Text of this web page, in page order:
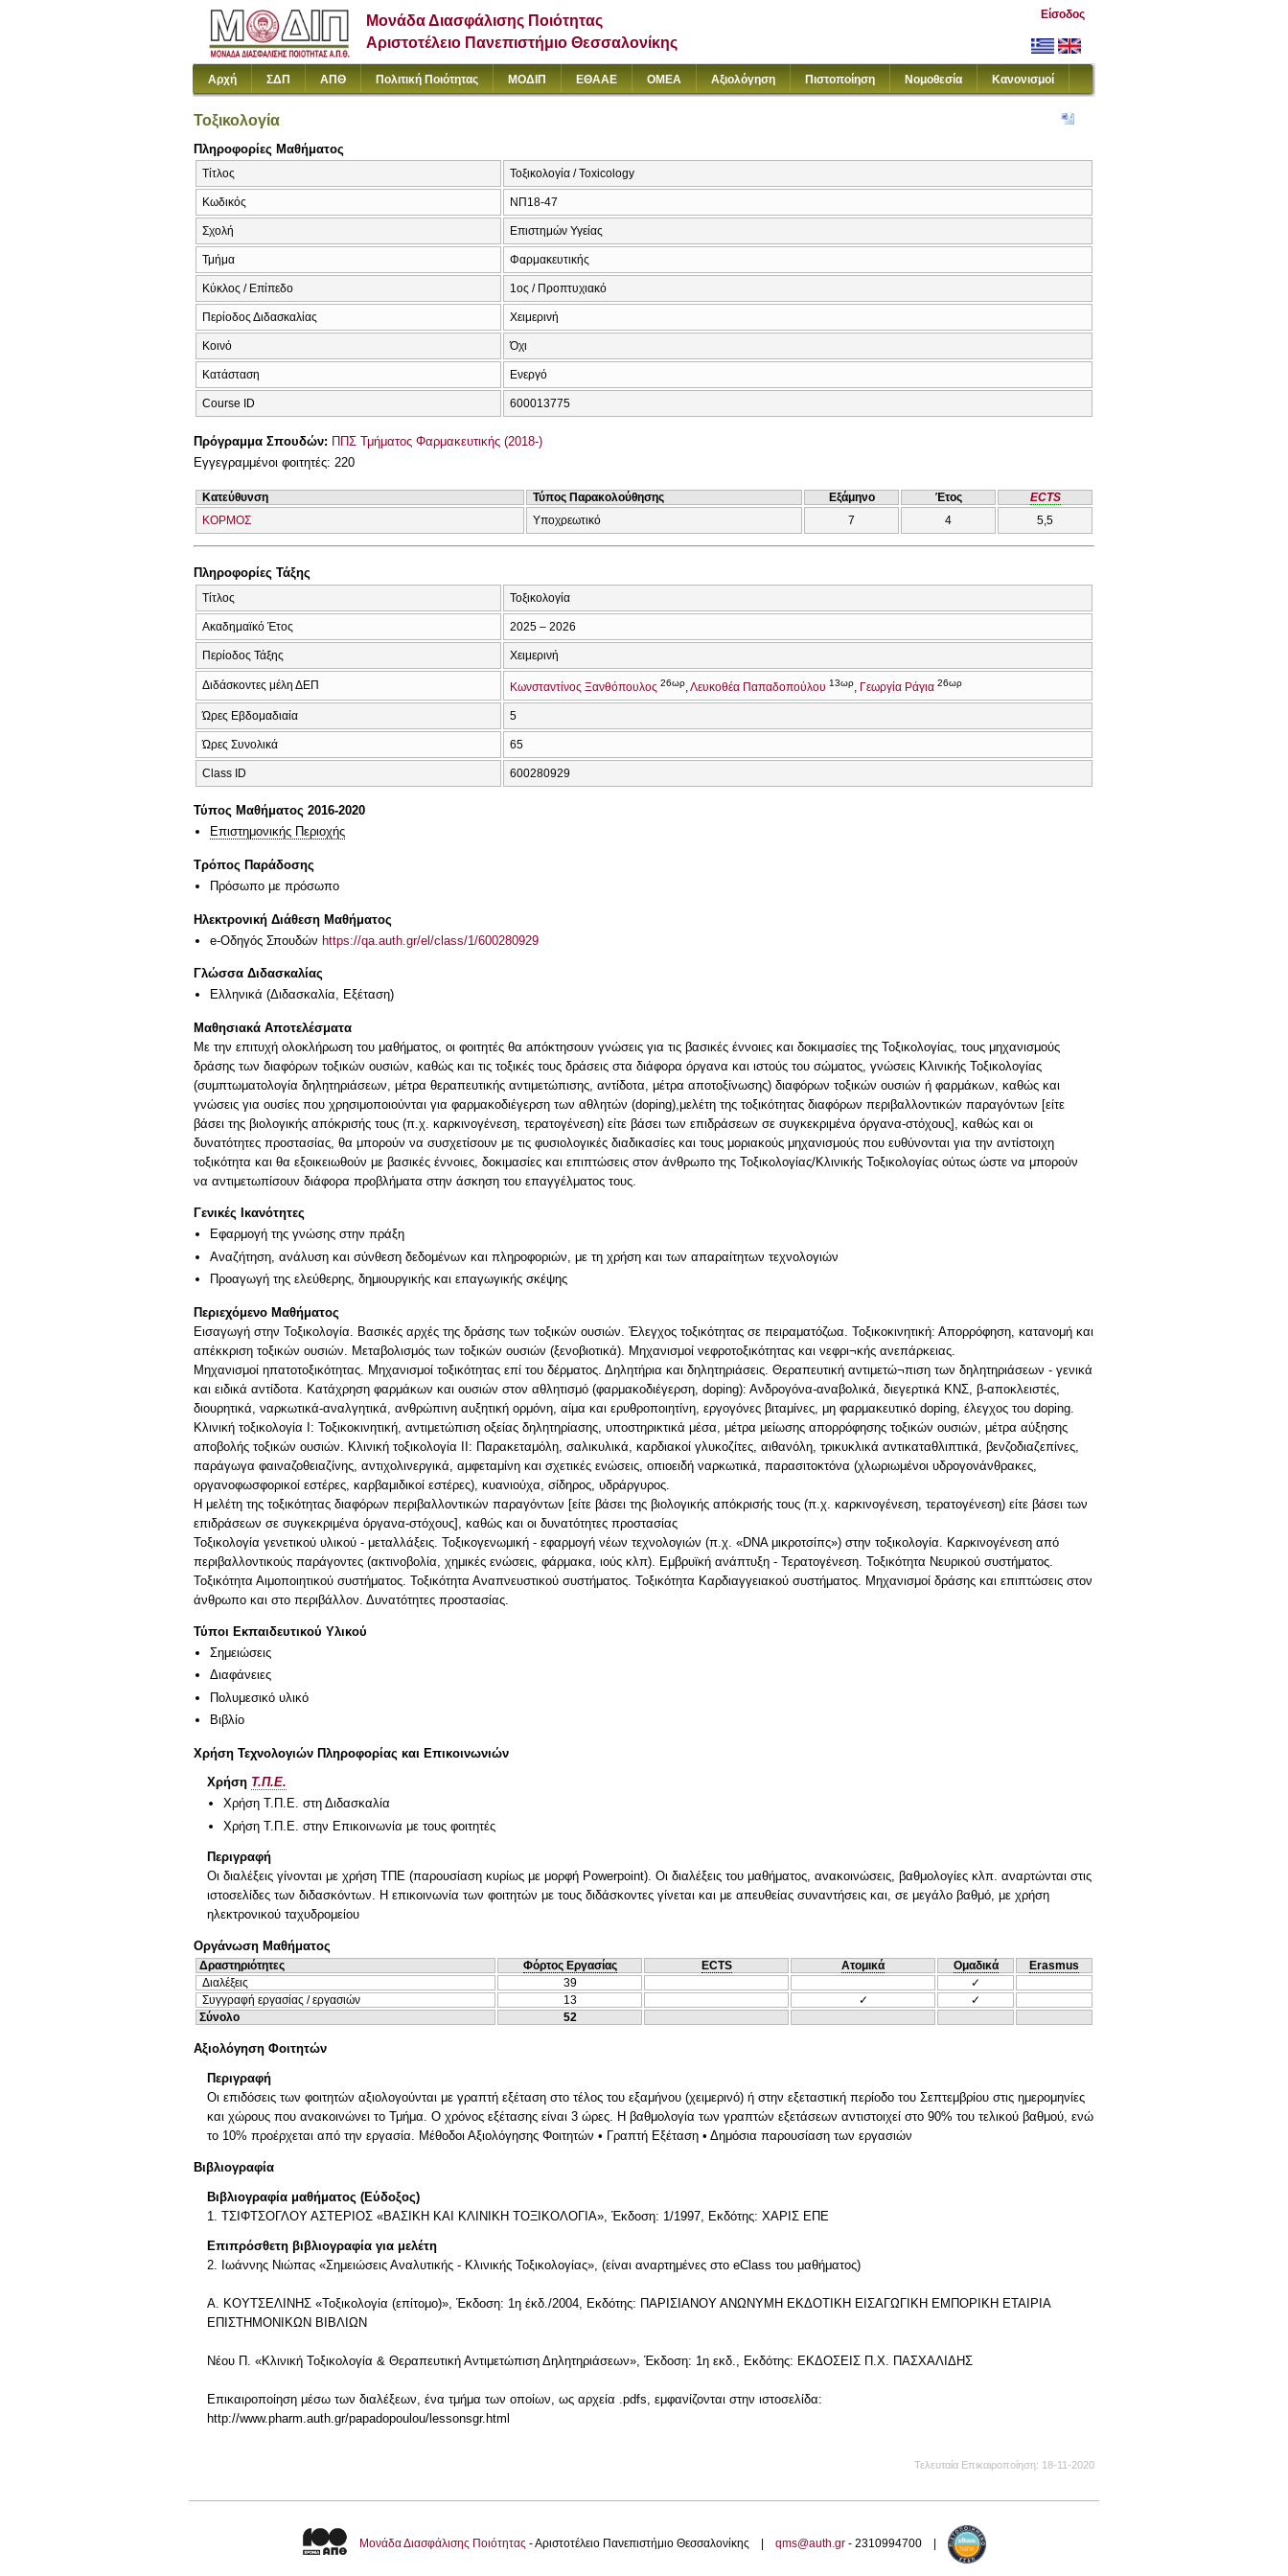
Μονάδα Διασφάλισης Ποιότητας
Αριστοτέλειο Πανεπιστήμιο Θεσσαλονίκης
Είσοδος
Αρχή ΣΔΠ ΑΠΘ Πολιτική Ποιότητας ΜΟΔΙΠ ΕΘΑΑΕ ΟΜΕΑ Αξιολόγηση Πιστοποίηση Νομοθεσία Κανονισμοί
Τοξικολογία
Πληροφορίες Μαθήματος
Τίτλος Τοξικολογία / Toxicology
Κωδικός ΝΠ18-47
Σχολή Επιστημών Υγείας
Τμήμα Φαρμακευτικής
Κύκλος / Επίπεδο 1ος / Προπτυχιακό
Περίοδος Διδασκαλίας Χειμερινή
Κοινό Όχι
Κατάσταση Ενεργό
Course ID 600013775
Πρόγραμμα Σπουδών: ΠΠΣ Τμήματος Φαρμακευτικής (2018-)
Εγγεγραμμένοι φοιτητές: 220
Κατεύθυνση Τύπος Παρακολούθησης Εξάμηνο Έτος
ECTS
ΚΟΡΜΟΣ
Υποχρεωτικό 7 4 5,5
Πληροφορίες Τάξης
Τίτλος Τοξικολογία
Ακαδημαϊκό Έτος 2025 – 2026
Περίοδος Τάξης Χειμερινή
Διδάσκοντες μέλη ΔΕΠ Κωνσταντίνος Ξανθόπουλος 26ωρ Λευκοθέα Παπαδοπούλου 13ωρ Γεωργία Ράγια 26ωρ
Ώρες Εβδομαδιαία 5
Ώρες Συνολικά 65
Class ID 600280929
Τύπος Μαθήματος 2016-2020
Επιστημονικής Περιοχής
Τρόπος Παράδοσης
Πρόσωπο με πρόσωπο
Ηλεκτρονική Διάθεση Μαθήματος
e-Οδηγός Σπουδών https://qa.auth.gr/el/class/1/600280929
Γλώσσα Διδασκαλίας
Ελληνικά (Διδασκαλία, Εξέταση)
Μαθησιακά Αποτελέσματα
Με την επιτυχή ολοκλήρωση του μαθήματος, οι φοιτητές θα aπόκτησoυν γνώσεις για τις βασικές έννοιες και δοκιμασίες της Τοξικολογίας, τους μηχανισμούς
δράσης των διαφόρων τοξικών ουσιών, καθώς και τις τοξικές τους δράσεις στα διάφορα όργανα και ιστούς του σώματος, γνώσεις Κλινικής Τοξικολογίας
(συμπτωματολογία δηλητηριάσεων, μέτρα θεραπευτικής αντιμετώπισης, αντίδοτα, μέτρα αποτοξίνωσης) διαφόρων τοξικών ουσιών ή φαρμάκων, καθώς και
γνώσεις για ουσίες που χρησιμοποιούνται για φαρμακοδιέγερση των αθλητών (doping),μελέτη της τοξικότητας διαφόρων περιβαλλοντικών παραγόντων [είτε
βάσει της βιολογικής απόκρισής τους (π.χ. καρκινογένεση, τερατογένεση) είτε βάσει των επιδράσεων σε συγκεκριμένα όργανα-στόχους], καθώς και οι
δυνατότητες προστασίας, θα μπορούν να συσχετίσουν με τις φυσιολογικές διαδικασίες και τους μοριακούς μηχανισμούς που ευθύνονται για την αντίστοιχη
τοξικότητα και θα εξοικειωθούν με βασικές έννοιες, δοκιμασίες και επιπτώσεις στον άνθρωπο της Τοξικολογίας/Κλινικής Τοξικολογίας ούτως ώστε να μπορούν
να αντιμετωπίσουν διάφορα προβλήματα στην άσκηση του επαγγέλματος τους.
Γενικές Ικανότητες
Εφαρμογή της γνώσης στην πράξη
Αναζήτηση, ανάλυση και σύνθεση δεδομένων και πληροφοριών, με τη χρήση και των απαραίτητων τεχνολογιών
Προαγωγή της ελεύθερης, δημιουργικής και επαγωγικής σκέψης
Περιεχόμενο Μαθήματος
Εισαγωγή στην Τοξικολογία. Βασικές αρχές της δράσης των τοξικών ουσιών. Έλεγχος τοξικότητας σε πειραματόζωα. Τοξικοκινητική: Απορρόφηση, κατανομή και
απέκκριση τοξικών ουσιών. Μεταβολισμός των τοξικών ουσιών (ξενοβιοτικά). Μηχανισμοί νεφροτοξικότητας και νεφρι¬κής ανεπάρκειας.
Μηχανισμοί ηπατοτοξικότητας. Μηχανισμοί τοξικότητας επί του δέρματος. Δηλητήρια και δηλητηριάσεις. Θεραπευτική αντιμετώ¬πιση των δηλητηριάσεων - γενικά
και ειδικά αντίδοτα. Κατάχρηση φαρμάκων και ουσιών στον αθλητισμό (φαρμακοδιέγερση, doping): Ανδρογόνα-αναβολικά, διεγερτικά ΚΝΣ, β-αποκλειστές,
διουρητικά, ναρκωτικά-αναλγητικά, ανθρώπινη αυξητική ορμόνη, αίμα και ερυθροποιητίνη, εργογόνες βιταμίνες, μη φαρμακευτικό doping, έλεγχος του doping.
Κλινική τοξικολογία Ι: Τοξικοκινητική, αντιμετώπιση οξείας δηλητηρίασης, υποστηρικτικά μέσα, μέτρα μείωσης απορρόφησης τοξικών ουσιών, μέτρα αύξησης
αποβολής τοξικών ουσιών. Κλινική τοξικολογία ΙΙ: Παρακεταμόλη, σαλικυλικά, καρδιακοί γλυκοζίτες, αιθανόλη, τρικυκλικά αντικαταθλιπτικά, βενζοδιαζεπίνες,
παράγωγα φαιναζοθειαζίνης, αντιχολινεργικά, αμφεταμίνη και σχετικές ενώσεις, οπιοειδή ναρκωτικά, παρασιτοκτόνα (χλωριωμένοι υδρογονάνθρακες,
οργανοφωσφορικοί εστέρες, καρβαμιδικοί εστέρες), κυανιούχα, σίδηρος, υδράργυρος.
Η μελέτη της τοξικότητας διαφόρων περιβαλλοντικών παραγόντων [είτε βάσει της βιολογικής απόκρισής τους (π.χ. καρκινογένεση, τερατογένεση) είτε βάσει των
επιδράσεων σε συγκεκριμένα όργανα-στόχους], καθώς και οι δυνατότητες προστασίας
Τοξικολογία γενετικού υλικού - μεταλλάξεις. Τοξικογενωμική - εφαρμογή νέων τεχνολογιών (π.χ. «DNA μικροτσίπς») στην τοξικολογία. Καρκινογένεση από
περιβαλλοντικούς παράγοντες (ακτινοβολία, χημικές ενώσεις, φάρμακα, ιούς κλπ). Εμβρυϊκή ανάπτυξη - Τερατογένεση. Τοξικότητα Νευρικού συστήματος.
Τοξικότητα Αιμοποιητικού συστήματος. Τοξικότητα Αναπνευστικού συστήματος. Τοξικότητα Καρδιαγγειακού συστήματος. Μηχανισμοί δράσης και επιπτώσεις στον
Τύποι Εκπαιδευτικού Υλικού
Σημειώσεις
Διαφάνειες
Πολυμεσικό υλικό
Βιβλίο
Χρήση Τεχνολογιών Πληροφορίας και Επικοινωνιών
Χρήση Τ.Π.Ε.
Χρήση Τ.Π.Ε. στη Διδασκαλία
Χρήση Τ.Π.Ε. στην Επικοινωνία με τους φοιτητές
Περιγραφή
Οι διαλέξεις γίνονται με χρήση ΤΠΕ (παρουσίαση κυρίως με μορφή Powerpoint). Οι διαλέξεις του μαθήματος, ανακοινώσεις, βαθμολογίες κλπ. αναρτώνται στις
ιστοσελίδες των διδασκόντων. Η επικοινωνία των φοιτητών με τους διδάσκοντες γίνεται και με απευθείας συναντήσεις και, σε μεγάλο βαθμό, με χρήση
ηλεκτρονικού ταχυδρομείου
Οργάνωση Μαθήματος
Δραστηριότητες Φόρτος Εργασίας ECTS Ατομικά Ομαδικά
Erasmus
Διαλέξεις
39
✓
Συγγραφή εργασίας / εργασιών
13 ✓
✓
Σύνολο
52
Αξιολόγηση Φοιτητών
Περιγραφή
Οι επιδόσεις των φοιτητών αξιολογούνται με γραπτή εξέταση στο τέλος του εξαμήνου (χειμερινό) ή στην εξεταστική περίοδο του Σεπτεμβρίου στις ημερομηνίες
και χώρους που ανακοινώνει το Τμήμα. Ο χρόνος εξέτασης είναι 3 ώρες. Η βαθμολογία των γραπτών εξετάσεων αντιστοιχεί στο 90% του τελικού βαθμού, ενώ
το 10% προέρχεται από την εργασία. Μέθοδοι Αξιολόγησης Φοιτητών • Γραπτή Εξέταση • Δημόσια παρουσίαση των εργασιών
Βιβλιογραφία
Βιβλιογραφία μαθήματος (Εύδοξος)
1. ΤΣΙΦΤΣΟΓΛΟΥ ΑΣΤΕΡΙΟΣ «ΒΑΣΙΚΗ ΚΑΙ ΚΛΙΝΙΚΗ ΤΟΞΙΚΟΛΟΓΙΑ», Έκδοση: 1/1997, Εκδότης: ΧΑΡΙΣ ΕΠΕ
Επιπρόσθετη βιβλιογραφία για μελέτη
2. Ιωάννης Νιώπας «Σημειώσεις Αναλυτικής - Κλινικής Τοξικολογίας», (είναι αναρτημένες στο eClass του μαθήματος)
Α. ΚΟΥΤΣΕΛΙΝΗΣ «Τοξικολογία (επίτομο)», Έκδοση: 1η έκδ./2004, Εκδότης: ΠΑΡΙΣΙΑΝΟΥ ΑΝΩΝΥΜΗ ΕΚΔΟΤΙΚΗ ΕΙΣΑΓΩΓΙΚΗ ΕΜΠΟΡΙΚΗ ΕΤΑΙΡΙΑ
ΕΠΙΣΤΗΜΟΝΙΚΩΝ ΒΙΒΛΙΩΝ
Νέου Π. «Κλινική Τοξικολογία & Θεραπευτική Αντιμετώπιση Δηλητηριάσεων», Έκδοση: 1η εκδ., Εκδότης: ΕΚΔΟΣΕΙΣ Π.Χ. ΠΑΣΧΑΛΙΔΗΣ
Επικαιροποίηση μέσω των διαλέξεων, ένα τμήμα των οποίων, ως αρχεία .pdfs, εμφανίζονται στην ιστοσελίδα:
http://www.pharm.auth.gr/papadopoulou/lessonsgr.html
Τελευταία Επικαιροποίηση 18-11-2020
Μονάδα Διασφάλισης Ποιότητας - Αριστοτέλειο Πανεπιστήμιο Θεσσαλονίκης | qms@auth.gr - 2310994700 |